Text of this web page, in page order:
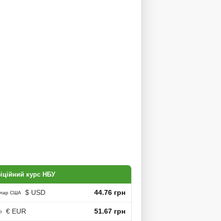
курс НБУ
США $ USD 44.76 грн
€ EUR 51.67 грн